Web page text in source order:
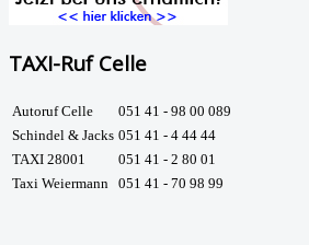
TAXI-Ruf Celle
Autoruf Celle
051 41 - 98 00 089
Schindel & Jacks 051 41 - 4 44 44
TAXI 28001
051 41 - 2 80 01
Taxi Weiermann
051 41 - 70 98 99